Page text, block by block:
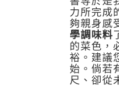
力所完成
夠親身感
學調味料
的菜色，
裕。建議
始。倘若
尺、卻從